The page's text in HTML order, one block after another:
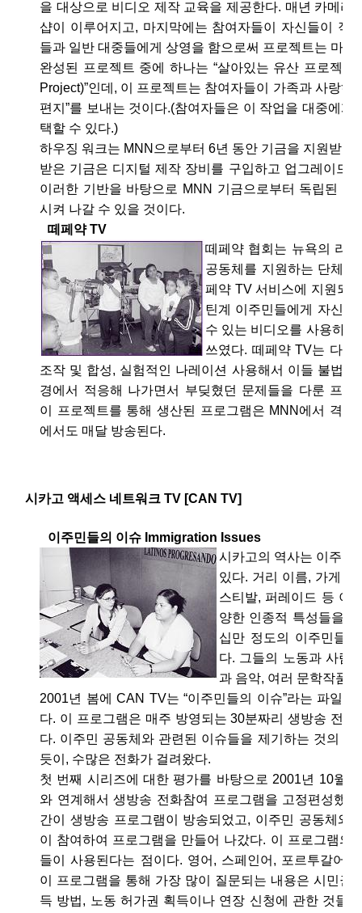
을 대상으로 비디오 제작 교육을 제공한다. 매년 카메라
샵이 이루어지고, 마지막에는 참여자들이 자신들이 직
들과 일반 대중들에게 상영을 함으로써 프로젝트는 마무
완성된 프로젝트 중에 하나는 “살아있는 유산 프로젝
Project)”인데, 이 프로젝트는 참여자들이 가족과 사랑하
편지”를 보내는 것이다.(참여자들은 이 작업을 대중에게
택할 수 있다.)
하우징 워크는 MNN으로부터 6년 동안 기금을 지원받았
받은 기금은 디지털 제작 장비를 구입하고 업그레이드
이러한 기반을 바탕으로 MNN 기금으로부터 독립된 프
시켜 나갈 수 있을 것이다.
떼페약 TV
떼페약 협회는 뉴욕의 라
공동체를 지원하는 단체
페약 TV 서비스에 지원되
틴계 이주민들에게 자신들
수 있는 비디오를 사용하
쓰였다. 떼페약 TV는 다양
조작 및 합성, 실험적인 나레이션 사용해서 이들 불법체
경에서 적응해 나가면서 부딪혔던 문제들을 다룬 프로
이 프로젝트를 통해 생산된 프로그램은 MNN에서 격주
에서도 매달 방송된다.
시카고 액세스 네트워크 TV [CAN TV]
이주민들의 이슈 Immigration Issues
시카고의 역사는 이주민
있다. 거리 이름, 가게
스티발, 퍼레이드 등 이
양한 인종적 특성들을
십만 정도의 이주민들
다. 그들의 노동과 사람
과 음악, 여러 문학작품
2001년 봄에 CAN TV는 “이주민들의 이슈”라는 파일럿
다. 이 프로그램은 매주 방영되는 30분짜리 생방송 전화
다. 이주민 공동체와 관련된 이슈들을 제기하는 것의 중
듯이, 수많은 전화가 걸려왔다.
첫 번째 시리즈에 대한 평가를 바탕으로 2001년 10월
와 연계해서 생방송 전화참여 프로그램을 고정편성했
간이 생방송 프로그램이 방송되었고, 이주민 공동체와
이 참여하여 프로그램을 만들어 나갔다. 이 프로그램의
들이 사용된다는 점이다. 영어, 스페인어, 포르투갈어,
이 프로그램을 통해 가장 많이 질문되는 내용은 시민권
득 방법, 노동 허가권 획득이나 연장 신청에 관한 것들